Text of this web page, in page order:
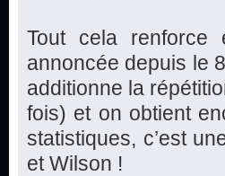
Tout cela
annoncée depuis le
additionne la
fois) et on obtient
statistiques, c’est
et Wilson !